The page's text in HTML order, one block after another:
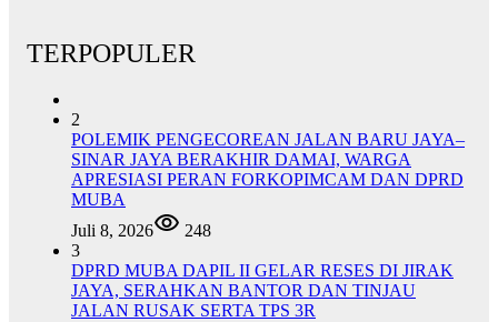
TERPOPULER
2
POLEMIK PENGECOREAN JALAN BARU JAYA–
SINAR JAYA BERAKHIR DAMAI, WARGA
APRESIASI PERAN FORKOPIMCAM DAN DPRD
MUBA
Juli 8, 2026
248
3
DPRD MUBA DAPIL II GELAR RESES DI JIRAK
JAYA, SERAHKAN BANTOR DAN TINJAU
JALAN RUSAK SERTA TPS 3R